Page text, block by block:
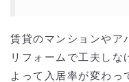
賃貸のマンションやア
リフォームで工夫しな
よって入居率が変わっ